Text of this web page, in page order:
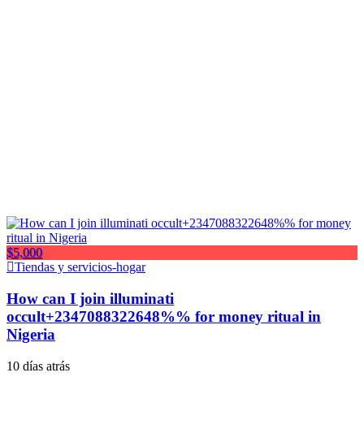
$5,000
Tiendas y servicios-hogar
How can I join illuminati
occult+2347088322648%% for money ritual in
Nigeria
10 días atrás